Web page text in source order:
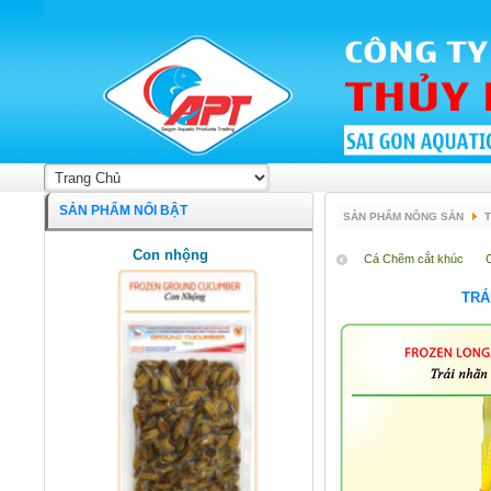
SẢN PHẨM NÔNG SẢN
Cá Chẽm cắt khúc
SẢN PHẨM NỔI BẬT
Con nhộng